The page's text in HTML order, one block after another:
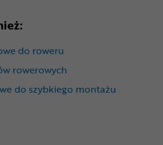
do roweru
rowerowych
do szybkiego montażu